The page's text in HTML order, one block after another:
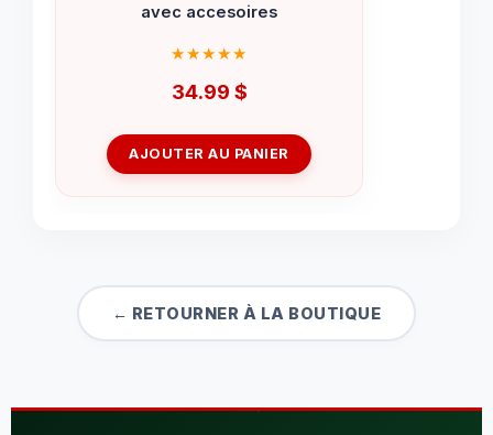
avec accesoires
34.99 $
AJOUTER AU PANIER
← RETOURNER À LA BOUTIQUE